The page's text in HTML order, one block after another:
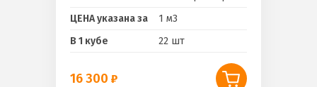
ЦЕНА указана за
1 м3
В 1 кубе
22 шт
16 300